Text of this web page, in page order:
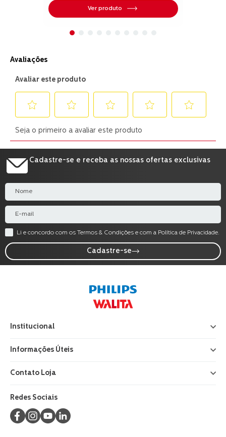
17
avaliações
Ver produto
Cadastre-se e receba as nossas ofertas exclusivas
Li e concordo com os Termos & Condições e com a Política de Privacidade.
Cadastre-se
Institucional +
Informações Úteis +
Contato Loja +
Redes Sociais